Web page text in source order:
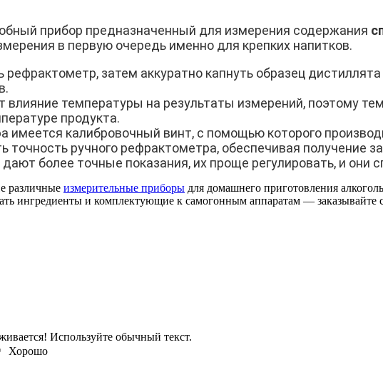
прибор предназначенный для измерения содержания
в первую очередь именно для крепких напитков.
затем аккуратно капнуть образец
температуры на результаты измерений, поэтому
продукта.
имеется калибровочный винт, с помощью которого
точность ручного рефрактометра, обеспечивая получение
более точные показания, их проще регулировать, и они
различные измерительные приборы для домашнего приготовления
ингредиенты и комплектующие к самогонным аппаратам —
Используйте обычный текст.
Хорошо